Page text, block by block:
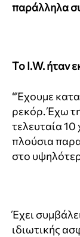
παράλληλα
To Ι.W. ήταν
“Έχουμε
ρεκόρ.Έχω
τελευταία 10
πλούσια
στο
Έχει
ιδιωτικής